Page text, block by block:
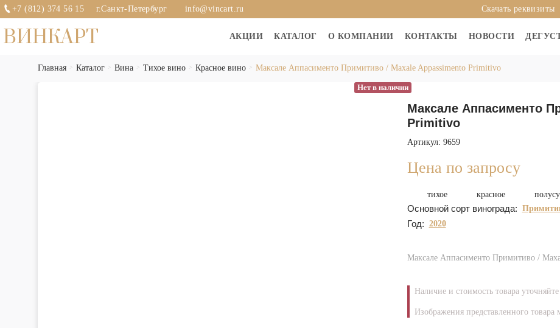
+7 (812) 374 56 15 г.Санкт-Петербург info@vincart.ru Скачать реквизиты
ВИНКАРТ АКЦИИ КАТАЛОГ О КОМПАНИИ КОНТАКТЫ НОВОСТИ
Главная Каталог Вина Тихое вино Красное вино Максале Аппасименто Примитиво / Maxale Appassimento Primitivo
Нет в наличии
Максале Аппасименто
Primitivo
Артикул: 9659
Цена по запросу
тихое красное
Основной сорт винограда:
Год: 2020
Максале Аппасименто Примитиво /
Наличие и стоимость товара
Изображения представленного товара